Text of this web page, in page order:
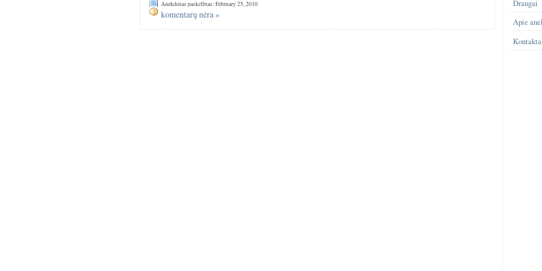
Anekdotas paskelbtas: February 25, 2010
komentarų nėra »
Draugai
Apie